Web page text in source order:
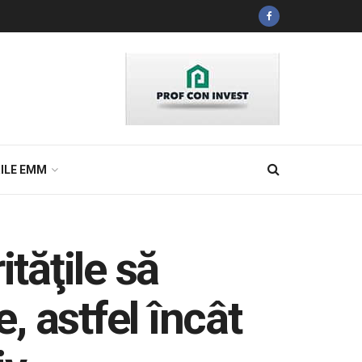
EMM
să
astfel încât